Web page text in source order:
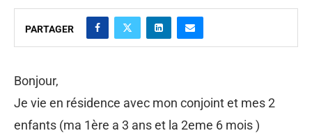
PARTAGER
Bonjour,
Je vie en résidence avec mon conjoint et mes 2
enfants (ma 1ère a 3 ans et la 2eme 6 mois )